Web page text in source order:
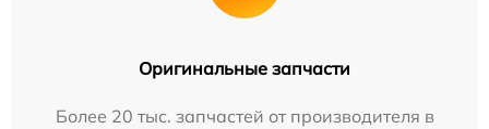
Оригинальные запчасти
Более 20 тыс. запчастей от производителя в